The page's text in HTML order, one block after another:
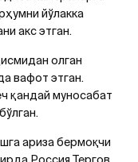
йўлакка
акс этган.
олган
вафот этган.
қандай муносабат
ариза бермоқчи